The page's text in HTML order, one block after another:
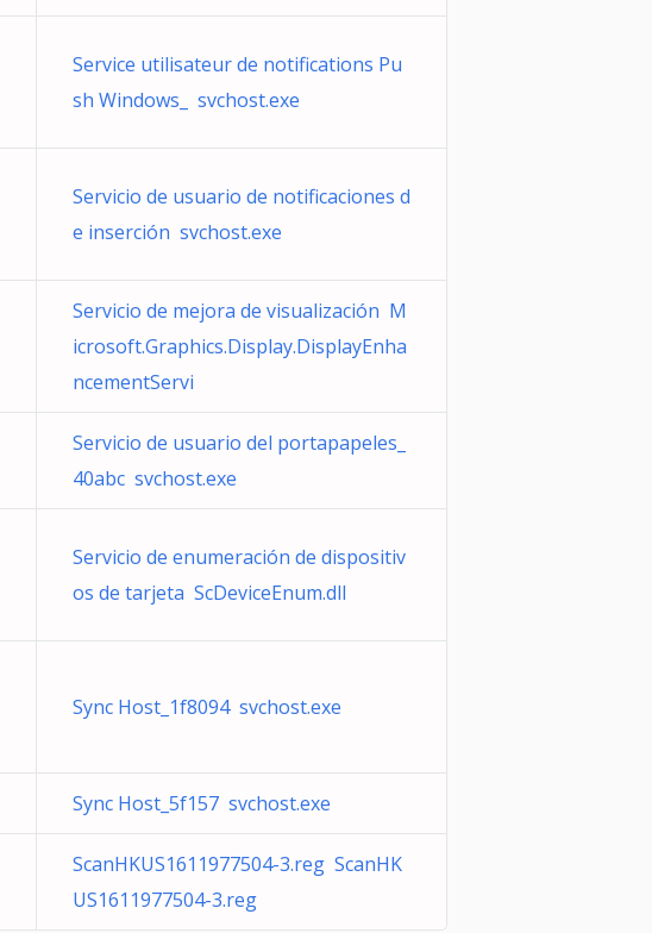
Service utilisateur de notifications Pu
sh Windows_ svchost.exe
Servicio de usuario de notificaciones d
e inserción svchost.exe
Servicio de mejora de visualización M
icrosoft.Graphics.Display.DisplayEnha
ncementServi
Servicio de usuario del portapapeles_
40abc svchost.exe
Servicio de enumeración de dispositiv
os de tarjeta ScDeviceEnum.dll
Sync Host_1f8094 svchost.exe
Sync Host_5f157 svchost.exe
ScanHKUS1611977504-3.reg ScanHK
US1611977504-3.reg